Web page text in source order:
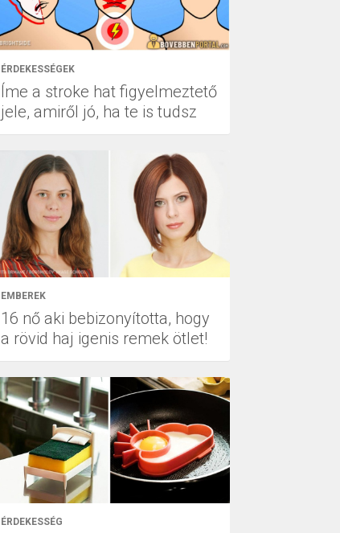
ÉRDEKESSÉGEK
Íme a stroke hat figyelmeztető
jele, amiről jó, ha te is tudsz
EMBEREK
16 nő aki bebizonyította, hogy
a rövid haj igenis remek ötlet!
ÉRDEKESSÉG